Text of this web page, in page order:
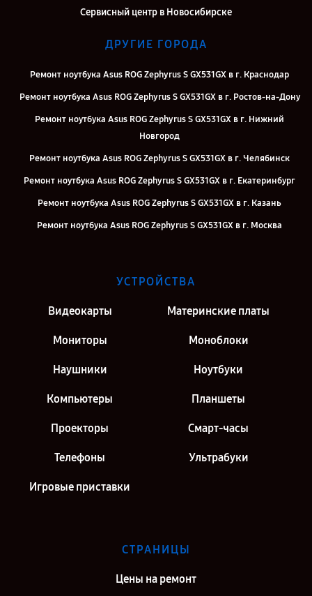
Сервисный центр в Новосибирске
ДРУГИЕ ГОРОДА
Ремонт ноутбука Asus ROG Zephyrus S GX531GX в г. Краснодар
Ремонт ноутбука Asus ROG Zephyrus S GX531GX в г. Ростов-на-Дону
Ремонт ноутбука Asus ROG Zephyrus S GX531GX в г. Нижний
Новгород
Ремонт ноутбука Asus ROG Zephyrus S GX531GX в г. Челябинск
Ремонт ноутбука Asus ROG Zephyrus S GX531GX в г. Екатеринбург
Ремонт ноутбука Asus ROG Zephyrus S GX531GX в г. Казань
Ремонт ноутбука Asus ROG Zephyrus S GX531GX в г. Москва
УСТРОЙСТВА
Видеокарты Материнские платы
Мониторы Моноблоки
Наушники Ноутбуки
Компьютеры Планшеты
Проекторы Смарт-часы
Телефоны Ультрабуки
Игровые приставки
СТРАНИЦЫ
Цены на ремонт